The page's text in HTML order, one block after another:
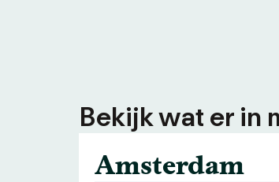
Bekijk wat er in
Amsterdam